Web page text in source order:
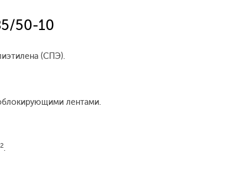
50-10
(СПЭ).
лентами.
2.